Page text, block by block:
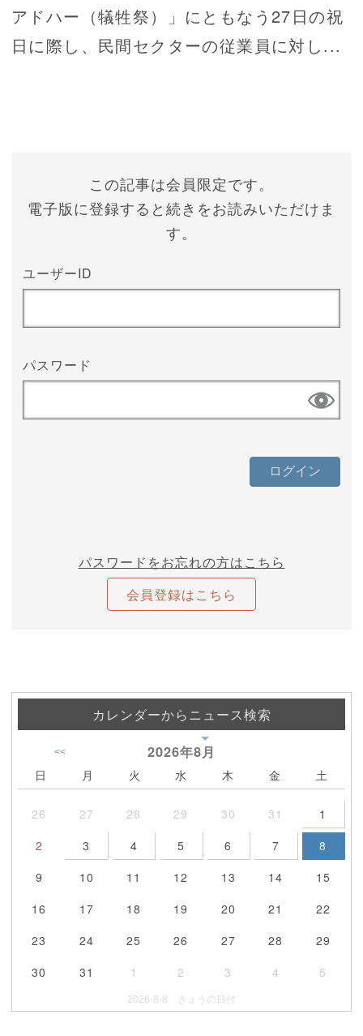
アドハー（犠牲祭）」にともなう27日の祝
日に際し、民間セクターの従業員に対し...
この記事は会員限定です。
電子版に登録すると続きをお読みいただけま
す。
ユーザーID
パスワード
パスワードをお忘れの方はこちら
会員登録はこちら
カレンダーからニュース検索
2026年8月
<<
日 月 火 水 木 金 土
26 27 28 29 30 31
1
2
3 4 5 6 7
8
9
10 11 12 13 14
15
16
17 18 19 20 21
22
23
24 25 26 27 28
29
30
31 1 2 3 4 5
2026-8-8 きょうの日付